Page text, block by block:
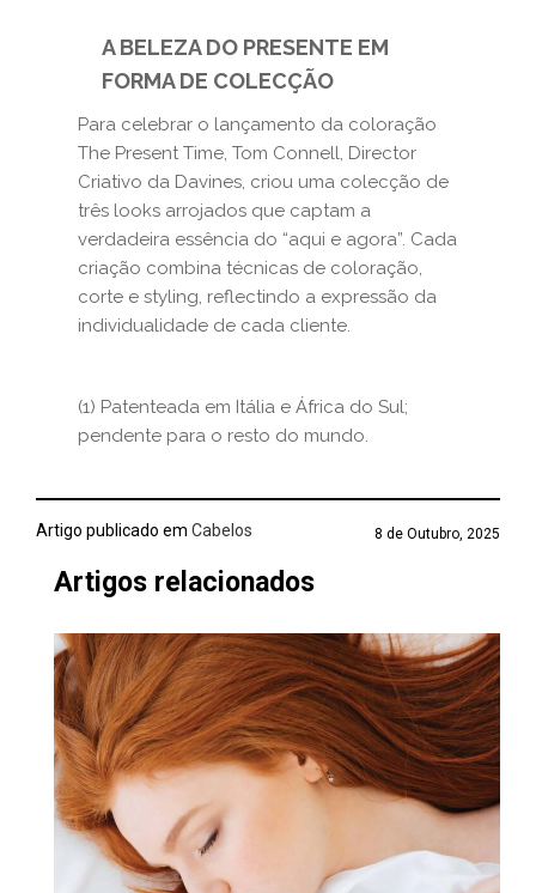
A BELEZA DO PRESENTE EM
FORMA DE COLECÇÃO
Para celebrar o lançamento da coloração
The Present Time, Tom Connell, Director
Criativo da Davines, criou uma colecção de
três looks arrojados que captam a
verdadeira essência do “aqui e agora”. Cada
criação combina técnicas de coloração,
corte e styling, reflectindo a expressão da
individualidade de cada cliente.
(1) Patenteada em Itália e África do Sul;
pendente para o resto do mundo.
Artigo publicado em Cabelos 8 de Outubro, 2025
Artigos relacionados